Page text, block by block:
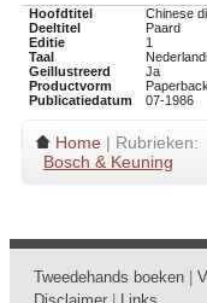
Hoofdtitel
Chinese
Deeltitel
Paard
Editie
1
Taal
Geillustreerd
Ja
Productvorm
Publicatiedatum
07-1986
Home | Rubrieken:
Bosch & Keuning
Tweedehands boeken